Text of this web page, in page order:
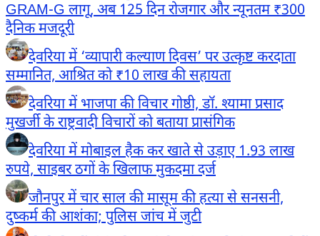
GRAM-G लागू, अब 125 दिन रोजगार और न्यूनतम ₹300
दैनिक मजदूरी
देवरिया में ‘व्यापारी कल्याण दिवस’ पर उत्कृष्ट करदाता
सम्मानित, आश्रित को ₹10 लाख की सहायता
देवरिया में भाजपा की विचार गोष्ठी, डॉ. श्यामा प्रसाद
मुखर्जी के राष्ट्रवादी विचारों को बताया प्रासंगिक
देवरिया में मोबाइल हैक कर खाते से उड़ाए 1.93 लाख
रुपये, साइबर ठगों के खिलाफ मुकदमा दर्ज
जौनपुर में चार साल की मासूम की हत्या से सनसनी,
दुष्कर्म की आशंका; पुलिस जांच में जुटी